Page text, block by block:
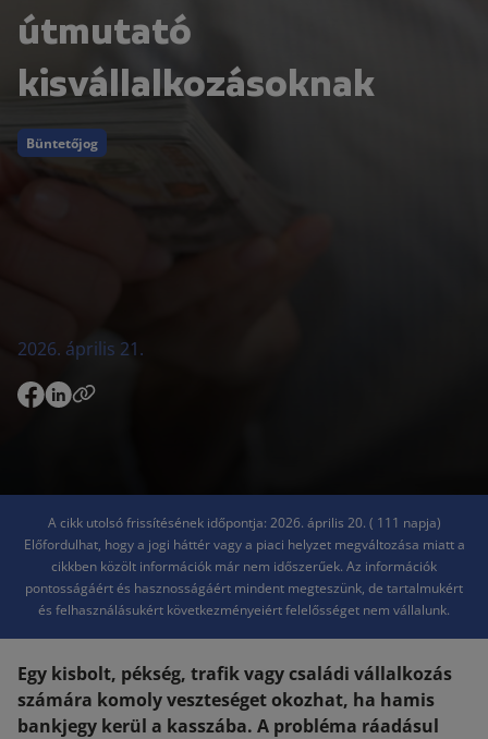
útmutató
kisvállalkozásoknak
Büntetőjog
2026. április 21.
A cikk utolsó frissítésének időpontja: 2026. április 20. ( 111 napja)
Előfordulhat, hogy a jogi háttér vagy a piaci helyzet megváltozása miatt a
cikkben közölt információk már nem időszerűek. Az információk
pontosságáért és hasznosságáért mindent megteszünk, de tartalmukért
és felhasználásukért következményeiért felelősséget nem vállalunk.
Egy kisbolt, pékség, trafik vagy családi vállalkozás
számára komoly veszteséget okozhat, ha hamis
bankjegy kerül a kasszába. A probléma ráadásul